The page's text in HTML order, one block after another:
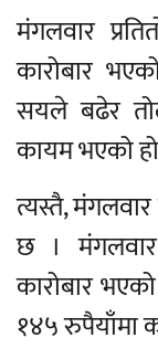
मंगलवार
कारोबार
सयले बढेर
कायम भएको
त्यस्तै,
छ ।
कारोबार
१४५ रुपैयाँमा